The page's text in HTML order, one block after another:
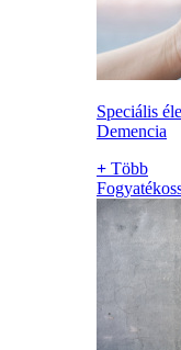
Speciális
Demencia
+ Több